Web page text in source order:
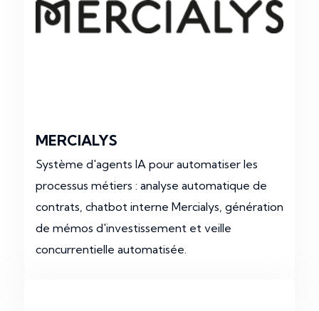
MERCIALYS
Système d'agents IA pour automatiser les
processus métiers : analyse automatique de
contrats, chatbot interne Mercialys, génération
de mémos d'investissement et veille
concurrentielle automatisée.